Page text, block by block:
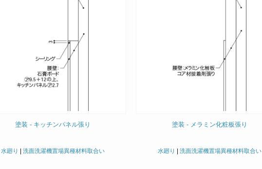
塗装 - キッチンパネル張り
水廻り | 洗面洗濯機置場異種材料取合い
塗装 - メラミン化粧板張り
水廻り | 洗面洗濯機置場異種材料取合い